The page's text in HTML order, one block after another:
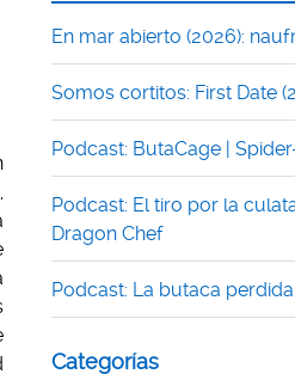
En mar abierto (2026):
Somos cortitos: First Date
Podcast: ButaCage |
Podcast: El tiro por la
Dragon Chef
Podcast: La butaca
Categorías